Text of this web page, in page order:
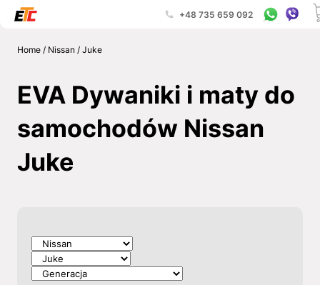
+48 735 659 092
Home/ Nissan/ Juke
EVA Dywaniki i maty do
samochodów Nissan
Juke